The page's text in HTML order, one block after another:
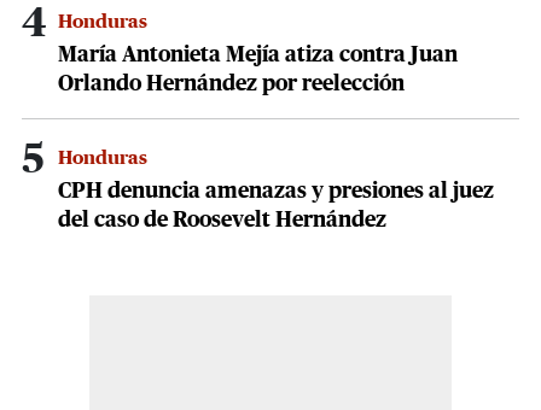
4 Honduras
María Antonieta Mejía atiza contra Juan
Orlando Hernández por reelección
5 Honduras
CPH denuncia amenazas y presiones al juez
del caso de Roosevelt Hernández